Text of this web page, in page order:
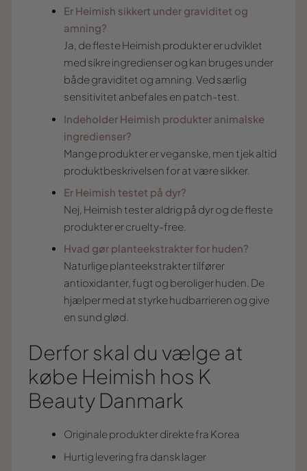
Er Heimish sikkert under graviditet og
amning?
Ja, de fleste Heimish produkter er udviklet
med sikre ingredienser og kan bruges under
både graviditet og amning. Ved særlig
sensitivitet anbefales en patch-test.
Indeholder Heimish produkter animalske
ingredienser?
Mange produkter er veganske, men tjek altid
produktbeskrivelsen for at være sikker.
Er Heimish testet på dyr?
Nej, Heimish tester aldrig på dyr og de fleste
produkter er cruelty-free.
Hvad gør planteekstrakter for huden?
Naturlige planteekstrakter tilfører
antioxidanter, fugt og beroliger huden. De
hjælper med at styrke hudbarrieren og give
en sund glød.
Derfor skal du vælge at
købe Heimish hos K
Beauty Danmark
Originale produkter direkte fra Korea
Hurtig levering fra dansk lager